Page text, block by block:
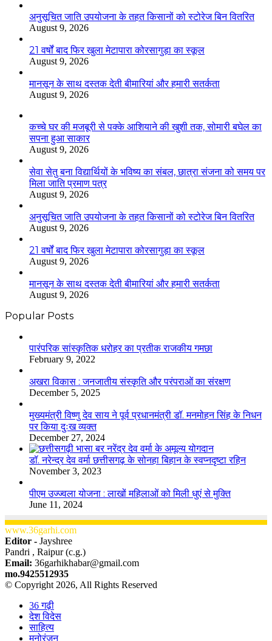
अनुसूचित जाति उपयोजना के तहत किसानों को स्टोरेज बिन वितरित
August 9, 2026
21 वर्षों बाद फिर खुला मेटापारा कोरसागुड़ा का स्कूल
August 9, 2026
मानसून के साथ दस्तक देती बीमारियां और हमारी सतर्कता
August 9, 2026
कच्चे घर की मजबूरी से पक्के आशियाने की खुशी तक, सोमारी बघेल का
सपना हुआ साकार
August 9, 2026
सेवा सेतु बना विद्यार्थियों के भविष्य का संबल, छात्रा संजना को समय पर
मिला जाति प्रमाण पत्र
August 9, 2026
अनुसूचित जाति उपयोजना के तहत किसानों को स्टोरेज बिन वितरित
August 9, 2026
21 वर्षों बाद फिर खुला मेटापारा कोरसागुड़ा का स्कूल
August 9, 2026
मानसून के साथ दस्तक देती बीमारियां और हमारी सतर्कता
August 9, 2026
Popular Posts
​​​​​​​पारंपरिक सांस्कृतिक धरोहर का प्रतीक राजकीय गमछा
February 9, 2022
अखरा विकास : जनजातीय संस्कृति और परंपराओं का संरक्षण
December 5, 2025
मुख्यमंत्री विष्णु देव साय ने पूर्व प्रधानमंत्री डॉ. मनमोहन सिंह के निधन
पर किया दुःख व्यक्त
December 27, 2024
डॉ. नरेन्द्र देव वर्मा छत्तीसगढ़ के सोनहा बिहान के स्वप्नदृष्टा रहिन
November 3, 2023
पीएम उज्ज्वला योजना : लाखों महिलाओं को मिली धुएं से मुक्ति
June 11, 2024
www.36garhi.com
Editor - Jayshree
Pandri , Raipur (c.g.)
Email: 36garhikhabar@gmail.com
mo.9425512935
© Copyright 2026, All Rights Reserved
36 गढ़ी
देश विदेस
साहित्य
मनोरंजन